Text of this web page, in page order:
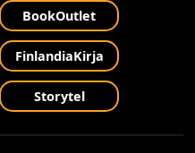
BookOutlet
FinlandiaKirja
Storytel